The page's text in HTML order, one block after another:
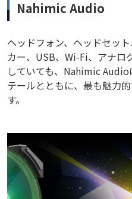
Nahimic Audio
ヘッドフォン、ヘッドセッ
カー、USB、Wi-Fi、アナロ
していても、Nahimic
テールとともに、最も魅力
す。